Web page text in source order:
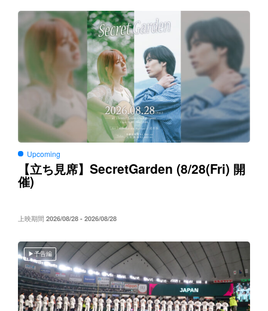
Upcoming
【立ち見席】 SecretGarden (8/28(Fri) 開
催)
上映期間 2026/08/28 - 2026/08/28
予告編